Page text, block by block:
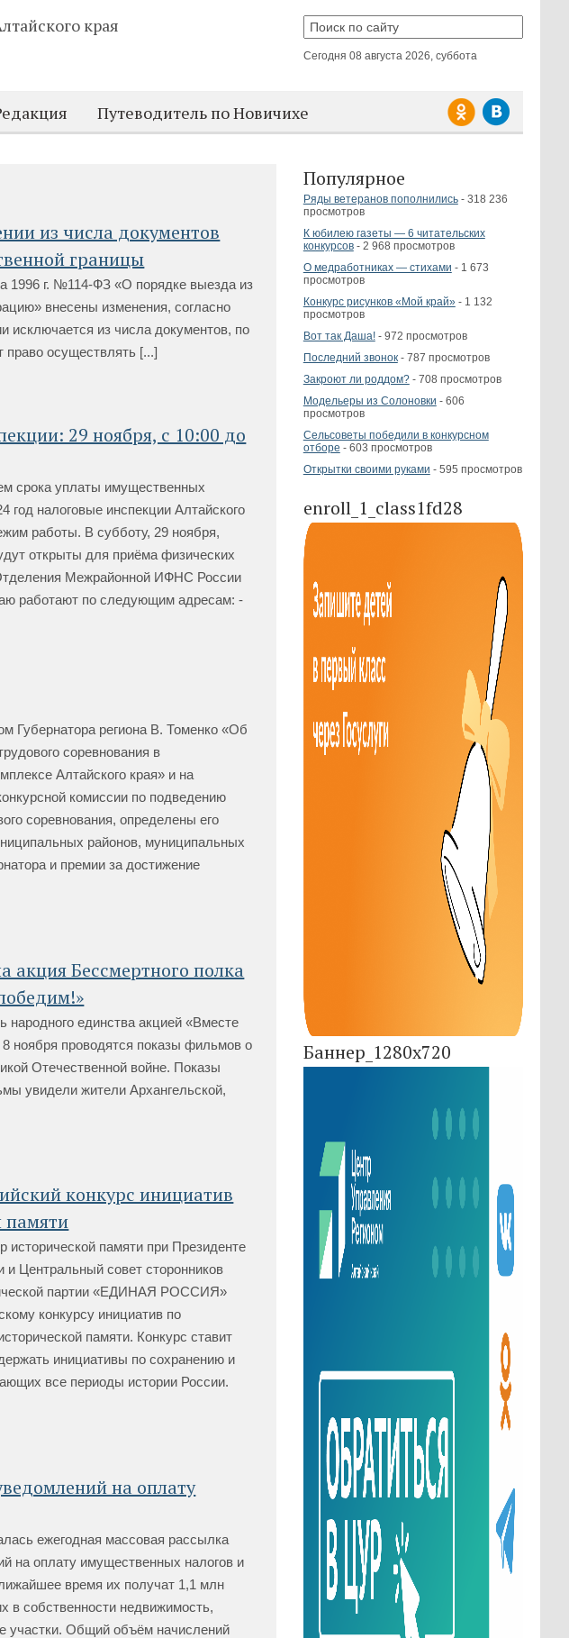
края
Сегодня 08 августа 2026, суббота
Путеводитель по Новичихе
Популярное
Ряды ветеранов пополнились- 318 236
просмотров
К юбилею газеты — 6 читательских
конкурсов- 2 968 просмотров
О медработниках — стихами - 1 673
просмотров
Конкурс рисунков «Мой край»- 1 132
просмотров
Вот так Даша!- 972 просмотров
Последний звонок- 787 просмотров
Закроют ли роддом?- 708 просмотров
Модельеры из Солоновки - 606
просмотров
Сельсоветы победили в конкурсном
отборе - 603 просмотров
Открытки своими руками - 595 просмотров
enroll_1_class1fd28
Баннер_1280x720
из числа документов
границы
1996 г. №114-ФЗ «О порядке выезда из
внесены изменения, согласно
исключается из числа документов, по
право осуществлять [...]
29 ноября, с 10:00 до
срока уплаты имущественных
год налоговые инспекции Алтайского
работы. В субботу, 29 ноября,
открыты для приёма физических
Межрайонной ИФНС России
работают по следующим адресам: -
Губернатора региона В. Томенко «Об
соревнования в
Алтайского края» и на
комиссии по подведению
соревнования, определены его
районов, муниципальных
и премии за достижение
акция Бессмертного полка
народного единства акцией «Вместе
ноября проводятся показы фильмов о
Отечественной войне. Показы
увидели жители Архангельской,
конкурс инициатив
памяти
памяти при Президенте
и Центральный совет сторонников
партии «ЕДИНАЯ РОССИЯ»
конкурсу инициатив по
памяти. Конкурс ставит
инициативы по сохранению и
все периоды истории России.
на оплату
ежегодная массовая рассылка
на оплату имущественных налогов и
время их получат 1,1 млн
в собственности недвижимость,
участки. Общий объём начислений